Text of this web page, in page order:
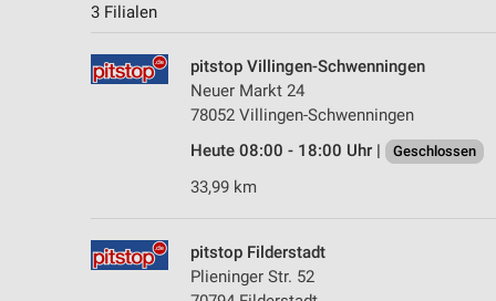
3 Filialen
pitstop Villingen-Schwenningen
Neuer Markt 24
78052 Villingen-Schwenningen
Heute 08:00 - 18:00 Uhr |
Geschlossen
33,99 km
pitstop Filderstadt
Plieninger Str. 52